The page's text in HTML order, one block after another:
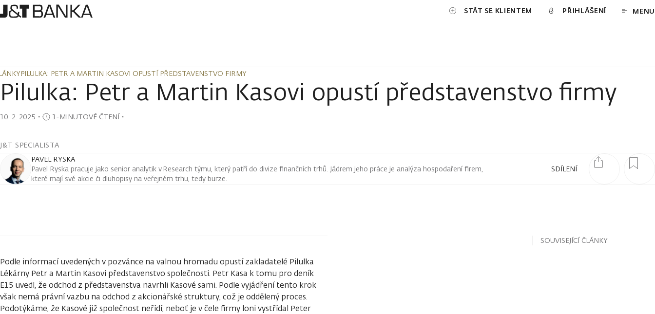
STÁT SE KLIENTEM PŘIHLÁŠENÍ MENU
PILULKA: PETR A MARTIN KASOVI OPUSTÍ PŘEDSTAVENSTVO FIRMY
PILULKA: PETR A MARTIN KASOVI OPUSTÍ PŘEDSTAVENSTVO FIRMY
Pilulka: Petr a Martin Kasovi opustí představenstvo firmy
10. 2. 2025 ・ 1-MINUTOVÉ ČTENÍ・
J&T SPECIALISTA
SDÍLENÍ
PAVEL RYSKA
Pavel Ryska pracuje jako senior analytik v Research týmu, který patří do divize finančních trhů. Jádrem jeho práce je analýza hospodaření firem,
které mají své akcie či dluhopisy na veřejném trhu, tedy burze.
Podle informací uvedených v pozvánce na valnou hromadu opustí zakladatelé Pilulka
Lékárny Petr a Martin Kasovi představenstvo společnosti. Petr Kasa k tomu pro deník
E15 uvedl, že odchod z představenstva navrhli Kasové sami. Podle vyjádření tento krok
však nemá právní vazbu na odchod z akcionářské struktury, což je oddělený proces.
Podotýkáme, že Kasové již společnost neřídí, neboť je v čele firmy loni vystřídal Peter
SOUVISEJÍCÍ ČLÁNKY